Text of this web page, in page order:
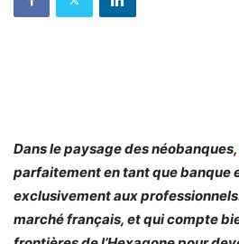
Dans le paysage des néobanques,
parfaitement en tant que banque
exclusivement aux
marché français, et qui compte